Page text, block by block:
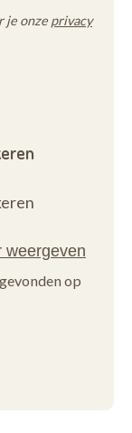
je onze privacy
op